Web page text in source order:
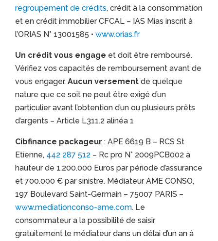
regroupement de crédits, crédit à la consommation
et en crédit immobilier CFCAL – IAS Mias inscrit à
l’ORIAS N° 13001585 •www.orias.fr
Un crédit vous engage et doit être remboursé.
Vérifiez vos capacités de remboursement avant de
vous engager.Aucun versement de quelque
nature que ce soit ne peut être exigé d’un
particulier avant l’obtention d’un ou plusieurs prêts
d’argents – Article L311.2 alinéa 1
Cibfinance packageur : APE 6619 B – RCS St
Etienne, 442 287 512 – Rc pro N° 2009PCB002 à
hauteur de 1.200.000 Euros par période d’assurance
et 700.000 € par sinistre. Médiateur AME CONSO,
197 Boulevard Saint-Germain – 75007 PARIS –
www.mediationconso-ame.com. Le
consommateur a la possibilité de saisir
gratuitement le médiateur dans un délai d’un an à